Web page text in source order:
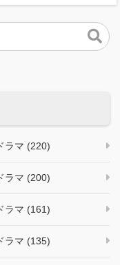
ラマ (220)
ラマ (200)
ラマ (161)
ラマ (135)